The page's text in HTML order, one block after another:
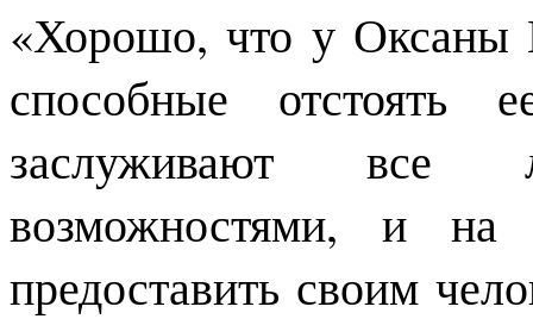
«Хорошо, что у Оксаны
способные отстоять
заслуживают все
возможностями, и
предоставить своим